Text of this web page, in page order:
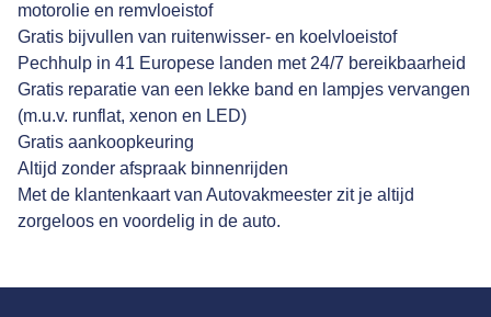
motorolie en remvloeistof
Gratis bijvullen van ruitenwisser- en koelvloeistof
Pechhulp in 41 Europese landen met 24/7 bereikbaarheid
Gratis reparatie van een lekke band en lampjes vervangen
(m.u.v. runflat, xenon en LED)
Gratis aankoopkeuring
Altijd zonder afspraak binnenrijden
Met de klantenkaart van Autovakmeester zit je altijd
zorgeloos en voordelig in de auto.